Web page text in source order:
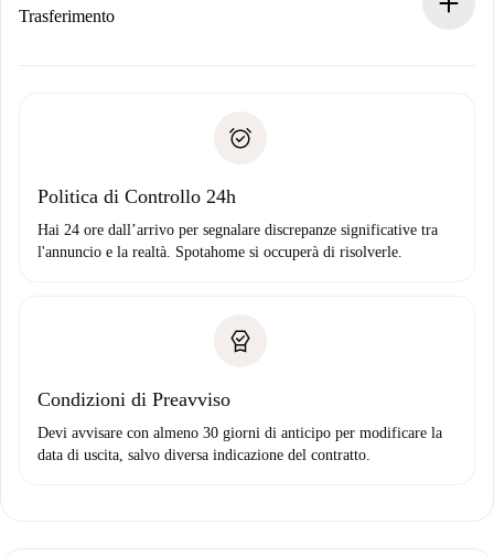
Se rifiutata: non ti addebiteremo nulla e ti proporremo
Domiciliazione del pagamento
Trasferimento
solo se non segnali problemi.
Politica di Controllo 24h
Hai 24 ore dall’arrivo per segnalare discrepanze significative tra
l'annuncio e la realtà. Spotahome si occuperà di risolverle.
Condizioni di Preavviso
Devi avvisare con almeno 30 giorni di anticipo per modificare la
data di uscita, salvo diversa indicazione del contratto.